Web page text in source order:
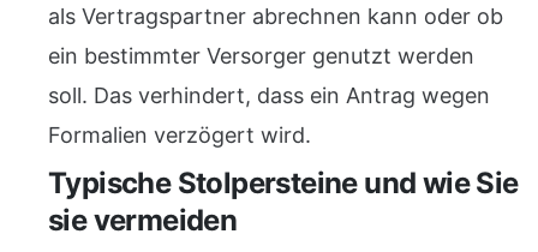
als Vertragspartner abrechnen kann oder ob
ein bestimmter Versorger genutzt werden
soll. Das verhindert, dass ein Antrag wegen
Formalien verzögert wird.
Typische Stolpersteine und wie Sie
sie vermeiden